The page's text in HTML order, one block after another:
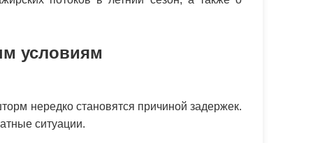
условиям
нередко становятся причиной задержек.
ситуации.